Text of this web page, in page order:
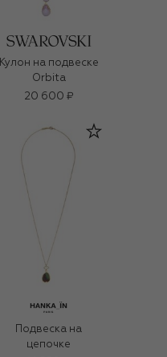
Кулон на подвеске
Orbita
20 600 ₽
Подвеска на
цепочке